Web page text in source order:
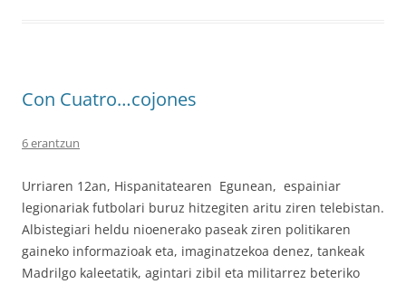
Con Cuatro…cojones
6 erantzun
Urriaren 12an, Hispanitatearen Egunean, espainiar
legionariak futbolari buruz hitzegiten aritu ziren telebistan.
Albistegiari heldu nioenerako paseak ziren politikaren
gaineko informazioak eta, imaginatzekoa denez, tankeak
Madrilgo kaleetatik, agintari zibil eta militarrez beteriko